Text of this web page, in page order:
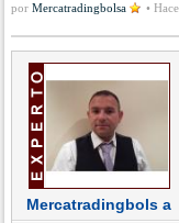
por Mercatradingbolsa •
Mercatradingbols a